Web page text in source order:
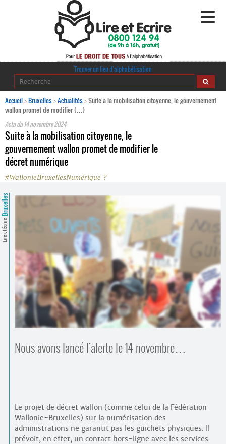
Alphabétisation
journaldelalpha.be
Comprendre et parler
Bienvenue en Belgique
Contacts
Trouver un lieu d’alphabétisation
Trouver un lieu d’alphabétisation
Accueil>Bruxelles>Actualités>Suite à la mobilisation citoyenne, le gouvernement
wallon promet de modifier (…)
Actu du14 novembre 2024
Suite à la mobilisation citoyenne, le
gouvernement wallon promet de modifier le
décret numérique
#WallonieBruxellesNumérique ?
Lire et Écrire
Bruxelles
Nous avons lancé l’alerte le 14 novembre…
Le projet de décret wallon (comme celui de la Fédération
Wallonie-Bruxelles) sur la numérisation des
administrations ne garantit pas les guichets physiques. Il
prévoit, en effet, un contact hors-ligne avec les services